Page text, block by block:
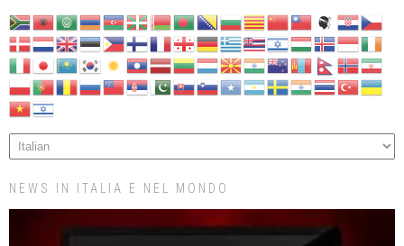
NEWS IN ITALIA E NEL MONDO